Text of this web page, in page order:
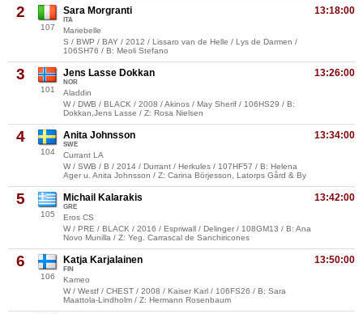
2
107
13:18:00
Sara Morgranti
ITA
Mariebelle
S / BWP / BAY / 2012 / Lissaro van de Helle / Lys de Darmen /
106SH76 / B: Meoli Stefano
3
101
13:26:00
Jens Lasse Dokkan
NOR
Aladdin
W / DWB / BLACK / 2008 / Akinos / May Sherif / 106HS29 / B:
Dokkan,Jens Lasse / Z: Rosa Nielsen
4
104
13:34:00
Anita Johnsson
SWE
Currant LA
W / SWB / B / 2014 / Durrant / Herkules / 107HF57 / B: Helena
Ager u. Anita Johnsson / Z: Carina Börjesson, Latorps Gård & By
5
105
13:42:00
Michail Kalarakis
GRE
Eros CS
W / PRE / BLACK / 2016 / Espriwall / Delinger / 108GM13 / B: Ana
Novo Munilla / Z: Yeg. Carrascal de Sanchiricones
6
106
13:50:00
Katja Karjalainen
FIN
Kameo
W / Westf / CHEST / 2008 / Kaiser Karl / 106FS26 / B: Sara
Maattola-Lindholm / Z: Hermann Rosenbaum